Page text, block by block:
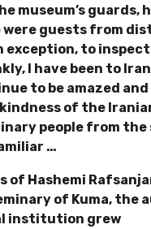
museum’s guards,
were guests from
exception, to
I have been to
to be amazed
of the
people from
…
of Hashemi
of Kuma, the
institution grew